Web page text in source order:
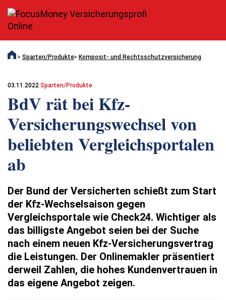
Sparten/Produkte Komposit- und Rechtsschutzversicherung
03.11.2022 Sparten/Produkte
BdV rät bei Kfz-
Versicherungswechsel von
beliebten Vergleichsportalen
ab
Der Bund der Versicherten schießt zum Start
der Kfz-Wechselsaison gegen
Vergleichsportale wie Check24. Wichtiger als
das billigste Angebot seien bei der Suche
nach einem neuen Kfz-Versicherungsvertrag
die Leistungen. Der Onlinemakler präsentiert
derweil Zahlen, die hohes Kundenvertrauen in
das eigene Angebot zeigen.